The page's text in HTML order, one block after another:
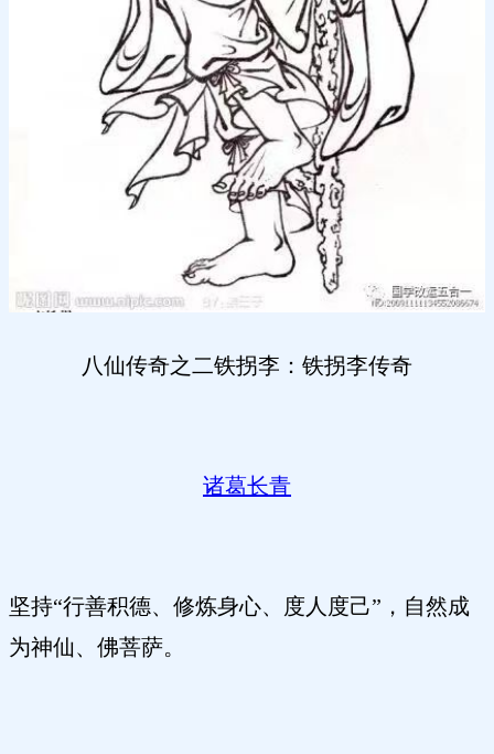
八仙传奇之二铁拐李：铁拐李传奇
诸葛长青
坚持“行善积德、修炼身心、度人度己”，自然成
为神仙、佛菩萨。